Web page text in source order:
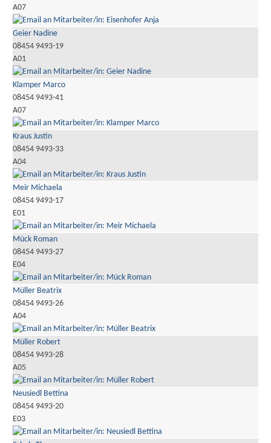
A07
Geier Nadine
08454 9493-19
A01
Klamper Marco
08454 9493-41
A07
Kraus Justin
08454 9493-33
A04
Meir Michaela
08454 9493-17
E01
Mück Roman
08454 9493-27
E04
Müller Beatrix
08454 9493-26
A04
Müller Robert
08454 9493-28
A05
Neusiedl Bettina
08454 9493-20
E03